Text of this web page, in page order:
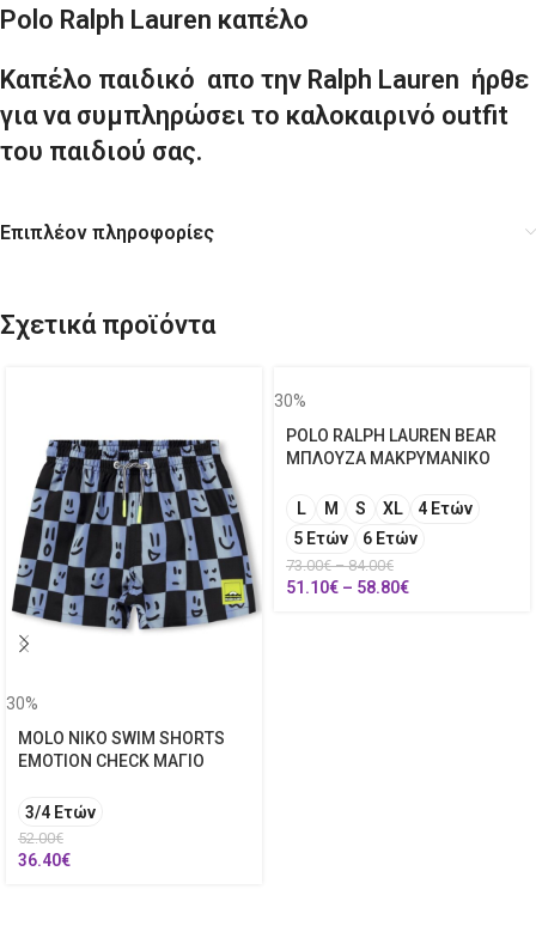
Polo Ralph Lauren καπέλο
Καπέλο παιδικό απο την Ralph Lauren ήρθε
για να συμπληρώσει το καλοκαιρινό outfit
του παιδιού σας.
Επιπλέον πληροφορίες
Σχετικά προϊόντα
30%
MOLO NIKO SWIM SHORTS
EMOTION CHECK ΜΑΓΙΟ
3/4 Ετών
52.00€
36.40€
30%
POLO RALPH LAUREN BEAR
ΜΠΛΟΥΖΑ ΜΑΚΡΥΜΑΝΙΚΟ
L M S XL
4 Ετών
5 Ετών
6 Ετών
73.00€ – 84.00€
51.10€ – 58.80€